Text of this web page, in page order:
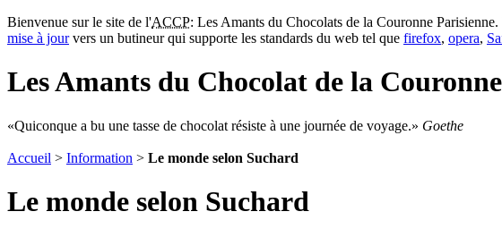
Bienvenue sur le site de l'ACCP: Les Amants du Chocolats de la Couronne
mise à jourvers un butineur qui supporte les standards du web tel que firefox, opera,
Les Amants du Chocolat de la
Quiconque a bu une tasse de chocolat résiste à une journée de voyage. Goethe
Accueil > Information > Le monde selon Suchard
Le monde selon Suchard